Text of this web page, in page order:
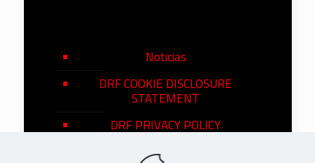
Noticias
DRF COOKIE DISCLOSURE
STATEMENT
DRF PRIVACY POLICY